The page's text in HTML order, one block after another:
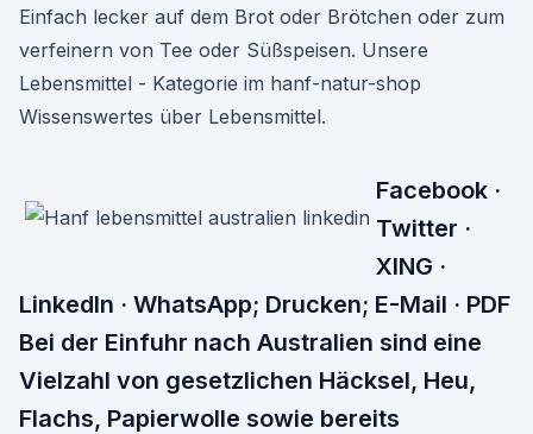
Einfach lecker auf dem Brot oder Brötchen oder zum
verfeinern von Tee oder Süßspeisen. Unsere
Lebensmittel - Kategorie im hanf-natur-shop
Wissenswertes über Lebensmittel.
Facebook ·
Twitter ·
XING ·
LinkedIn · WhatsApp; Drucken; E-Mail · PDF
Bei der Einfuhr nach Australien sind eine
Vielzahl von gesetzlichen Häcksel, Heu,
Flachs, Papierwolle sowie bereits